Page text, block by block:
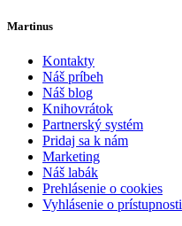
Martinus
Kontakty
Náš príbeh
Náš blog
Knihovrátok
Partnerský systém
Pridaj sa k nám
Marketing
Náš labák
Prehlásenie o cookies
Vyhlásenie o prístupnosti